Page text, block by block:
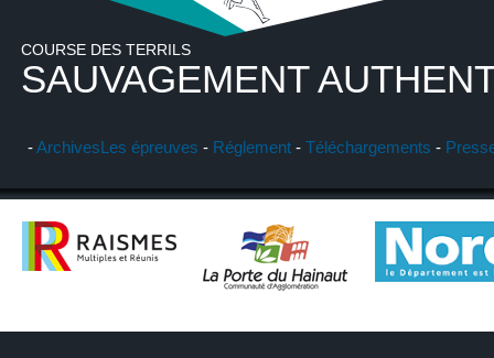
COURSE DES TERRILS
SAUVAGEMENT
-ArchivesLes épreuves - Réglement - Téléchargements -